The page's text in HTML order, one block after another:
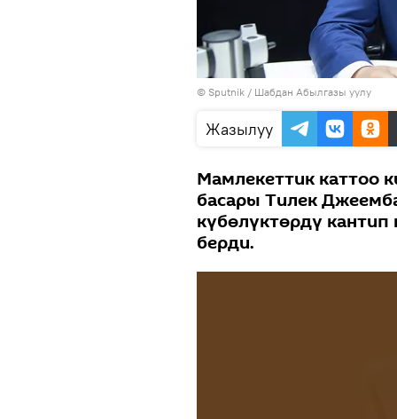
© Sputnik / Шабдан Абылгазы уулу
Жазылуу
Мамлекеттик каттоо
басары Тилек
күбөлүктөрдү
берди.